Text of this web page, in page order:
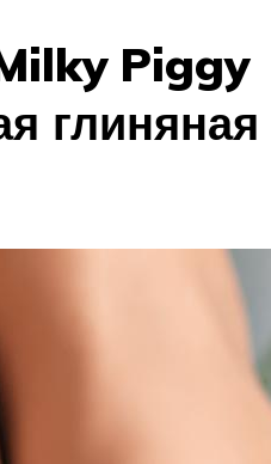
Piggy
глиняная